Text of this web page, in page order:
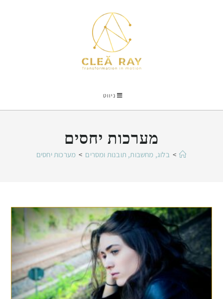
ניווט
מערכות יחסים
> בלוג, מחשבות, תובנות ומסרים > מערכות יחסים